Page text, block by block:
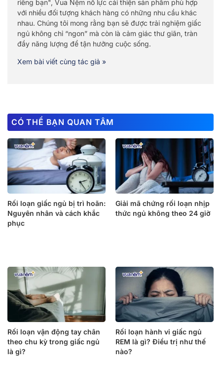
riêng bạn", Vua Nệm nỗ lực cải thiện sản phẩm phù hợp
với nhiều đối tượng khách hàng có những nhu cầu khác
nhau. Chúng tôi mong rằng bạn sẽ được trải nghiệm giấc
ngủ không chỉ “ngon” mà còn là cảm giác thư giãn, tràn
đầy năng lượng để tận hưởng cuộc sống.
Xem bài viết cùng tác giả »
CÓ THỂ BẠN QUAN TÂM
Rối loạn giấc ngủ bị trì hoãn:
Nguyên nhân và cách khắc
phục
Giải mã chứng rối loạn nhịp
thức ngủ không theo 24 giờ
Rối loạn vận động tay chân
theo chu kỳ trong giấc ngủ
là gì?
Rối loạn hành vi giấc ngủ
REM là gì? Điều trị như thế
nào?